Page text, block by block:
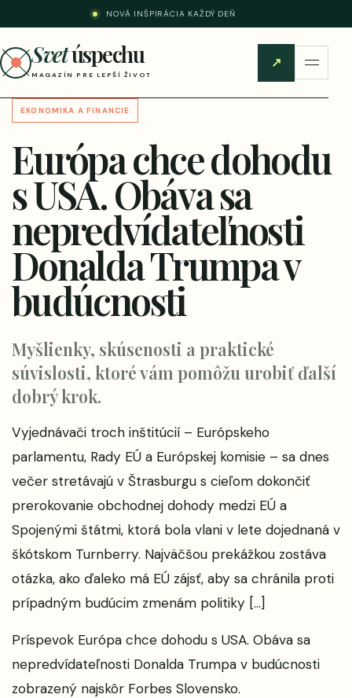
NOVÁ INŠPIRÁCIA KAŽDÝ DEŇ
Svetúspechu
MAGAZÍN PRE LEPŠÍ ŽIVOT
↗
EKONOMIKA A FINANCIE
Európa chce dohodu
s USA. Obáva sa
nepredvídateľnosti
Donalda Trumpa v
budúcnosti
Myšlienky, skúsenosti a praktické
súvislosti, ktoré vám pomôžu urobiť ďalší
dobrý krok.
Vyjednávači troch inštitúcií – Európskeho
parlamentu, Rady EÚ a Európskej komisie – sa dnes
večer stretávajú v Štrasburgu s cieľom dokončiť
prerokovanie obchodnej dohody medzi EÚ a
Spojenými štátmi, ktorá bola vlani v lete dojednaná v
škótskom Turnberry. Najväčšou prekážkou zostáva
otázka, ako ďaleko má EÚ zájsť, aby sa chránila proti
prípadným budúcim zmenám politiky […]
Príspevok Európa chce dohodu s USA. Obáva sa
nepredvídateľnosti Donalda Trumpa v budúcnosti
zobrazený najskôr Forbes Slovensko.